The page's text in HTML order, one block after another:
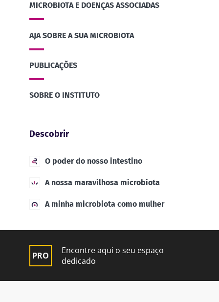
MICROBIOTA E DOENÇAS ASSOCIADAS
AJA SOBRE A SUA MICROBIOTA
PUBLICAÇÕES
SOBRE O INSTITUTO
Descobrir
O poder do nosso intestino
A nossa maravilhosa microbiota
A minha microbiota como mulher
Encontre aqui o seu espaço
dedicado